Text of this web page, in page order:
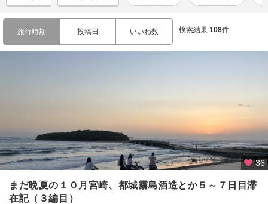
崎
沖
縄
旅行時期 投稿日 いいね数 検索結果 108件
36
まだ晩夏の１０月宮崎、都城霧島酒造とか５～７日目滞
在記（３編目）